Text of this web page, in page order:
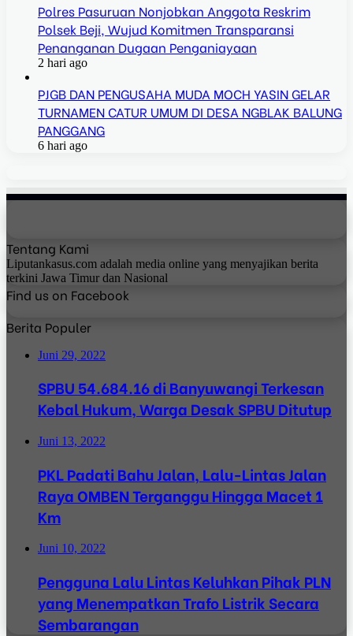
Polres Pasuruan Nonjobkan Anggota Reskrim
Polsek Beji, Wujud Komitmen Transparansi
Penanganan Dugaan Penganiayaan
2 hari ago
PJGB DAN PENGUSAHA MUDA MOCH YASIN GELAR
TURNAMEN CATUR UMUM DI DESA NGBLAK BALUNG
PANGGANG
6 hari ago
Tentang Kami
Liputankasus.com adalah media online yang menyajikan berita
terkini Jawa Timur dan Nasional
Find us on Facebook
Berita Populer
Juni 29, 2022
SPBU 54.684.16 di Banyuwangi Terkesan
Kebal Hukum, Warga Desak SPBU Ditutup
Juni 13, 2022
PKL Padati Bahu Jalan, Lalu-Lintas Jalan
Raya OMBEN Terganggu Hingga Macet 1
Km
Juni 10, 2022
Pengguna Lalu Lintas Keluhkan Pihak PLN
yang Menempatkan Trafo Listrik Secara
Sembarangan